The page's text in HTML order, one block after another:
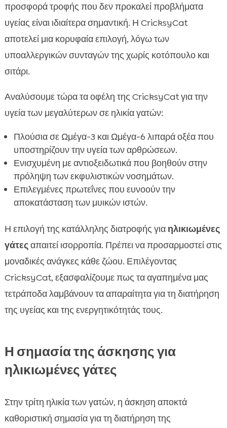
προσφορά τροφής που δεν προκαλεί προβλήματα
υγείας είναι ιδιαίτερα σημαντική. Η CricksyCat
αποτελεί μια κορυφαία επιλογή, λόγω των
υποαλλεργικών συνταγών της χωρίς κοτόπουλο και
σιτάρι.
Αναλύσουμε τώρα τα οφέλη της CricksyCat για την
υγεία των μεγαλύτερων σε ηλικία γατών:
Πλούσια σε Ωμέγα-3 και Ωμέγα-6 λιπαρά οξέα που
υποστηρίζουν την υγεία των αρθρώσεων.
Ενισχυμένη με αντιοξειδωτικά που βοηθούν στην
πρόληψη των εκφυλιστικών νοσημάτων.
Επιλεγμένες πρωτεΐνες που ευνοούν την
αποκατάσταση των μυικών ιστών.
Η επιλογή της κατάλληλης διατροφής για ηλικιωμένες
γάτεςαπαιτεί ισορροπία. Πρέπει να προσαρμοστεί στις
μοναδικές ανάγκες κάθε ζώου. Επιλέγοντας
CricksyCat, εξασφαλίζουμε πως τα αγαπημένα μας
τετράποδα λαμβάνουν τα απαραίτητα για τη διατήρηση
της υγείας και της ενεργητικότητάς τους.
Η σημασία της άσκησης για
ηλικιωμένες γάτες
Στην τρίτη ηλικία των γατών, η άσκηση αποκτά
καθοριστική σημασία για τη διατήρηση της